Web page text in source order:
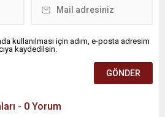
kullanılması için adım, e-posta adresim
kaydedilsin.
- 0 Yorum